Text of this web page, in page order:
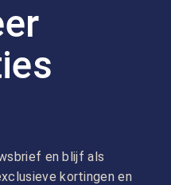
en blijf als
kortingen en